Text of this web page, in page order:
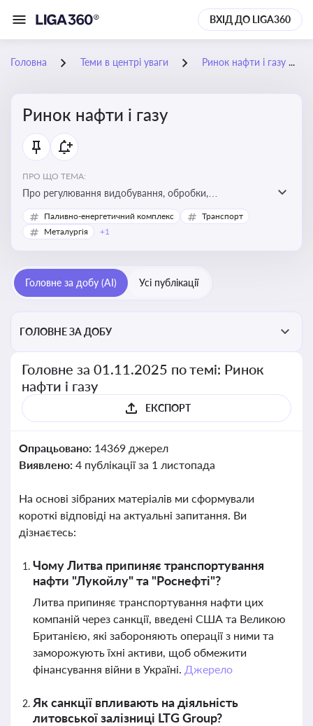
ВХІД ДО LIGA360
Головна Теми в центрі уваги Ринок нафти і газу
Ринок нафти і газу
ПРО ЩО ТЕМА:
Про регулювання видобування, обробки,
транспортування та реалізації нафти й природного
газу, що критично важливо для енергетичної безпеки,
Паливно-енергетичний комплекс
Транспорт
Металургія
+1
Головне за добу (AI) Усі публікації
ГОЛОВНЕ ЗА ДОБУ
Головне за 01.11.2025 по темі: Ринок
нафти і газу
ЕКСПОРТ
Опрацьовано: 14369 джерел
Виявлено: 4 публікації за 1 листопада
На основі зібраних матеріалів ми сформували
короткі відповіді на актуальні запитання. Ви
дізнаєтесь:
Чому Литва припиняє транспортування
нафти "Лукойлу" та "Роснефті"?
Литва припиняє транспортування нафти цих
компаній через санкції, введені США та Великою
Британією, які забороняють операції з ними та
заморожують їхні активи, щоб обмежити
фінансування війни в Україні. Джерело
Як санкції впливають на діяльність
литовської залізниці LTG Group?